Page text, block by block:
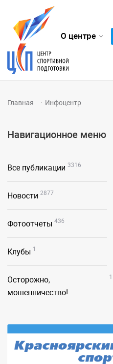
О центре
Главная Инфоцентр
Навигационное меню
Все публикации 3316
Новости 2877
Фотоотчеты 436
Клубы 1
Осторожно,
мошенничество!
1